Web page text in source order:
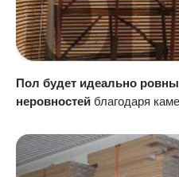
Пол будет идеально
неровностей благодаря